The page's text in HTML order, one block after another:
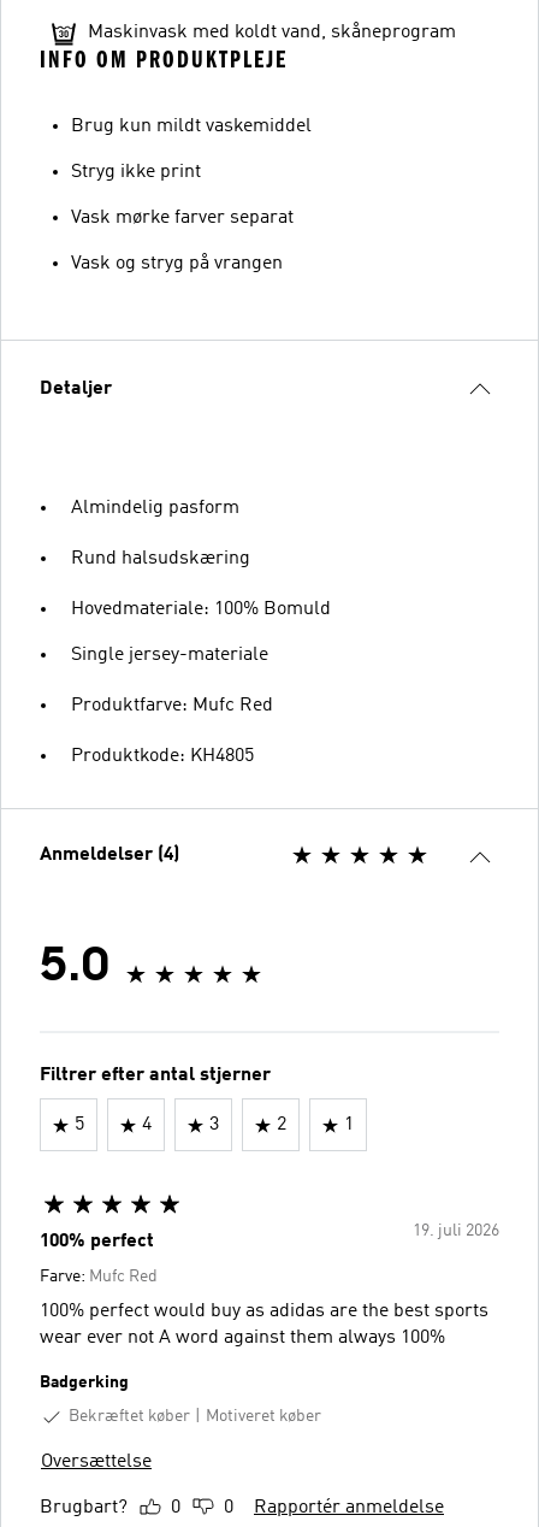
Maskinvask med koldt vand, skåneprogram
INFO OM PRODUKTPLEJE
Brug kun mildt vaskemiddel
Stryg ikke print
Vask mørke farver separat
Vask og stryg på vrangen
Detaljer
Almindelig pasform
Rund halsudskæring
Hovedmateriale: 100% Bomuld
Single jersey-materiale
Produktfarve: Mufc Red
Produktkode: KH4805
Anmeldelser (4)
5.0
Filtrer efter antal stjerner
5 4 3 2 1
19. juli 2026
100% perfect
Farve: Mufc Red
100% perfect would buy as adidas are the best sports
wear ever not A word against them always 100%
Badgerking
Bekræftet køber
Motiveret køber
Oversættelse
Brugbart? 0 0 Rapportér anmeldelse